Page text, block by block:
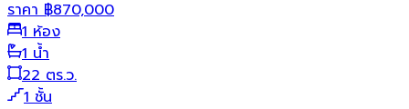
ราคา ฿870,000
1 ห้อง
1 น้ำ
22 ตร.ว.
1 ชั้น